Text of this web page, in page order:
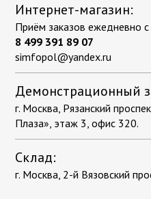
Интернет-магазин:
Приём заказов ежедневно
8 499 391 89 07
simfopol@yandex.ru
Демонстрационный
г. Москва, Рязанский
Плаза», этаж 3, офис 320.
Склад:
г. Москва, 2-й Вязовский